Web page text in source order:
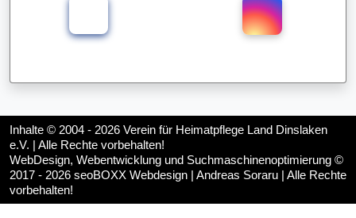
Inhalte © 2004 - 2026 Verein für Heimatpflege Land Dinslaken
e.V. | Alle Rechte vorbehalten!
WebDesign, Webentwicklung und Suchmaschinenoptimierung ©
2017 - 2026 seoBOXX Webdesign | Andreas Soraru | Alle Rechte
vorbehalten!